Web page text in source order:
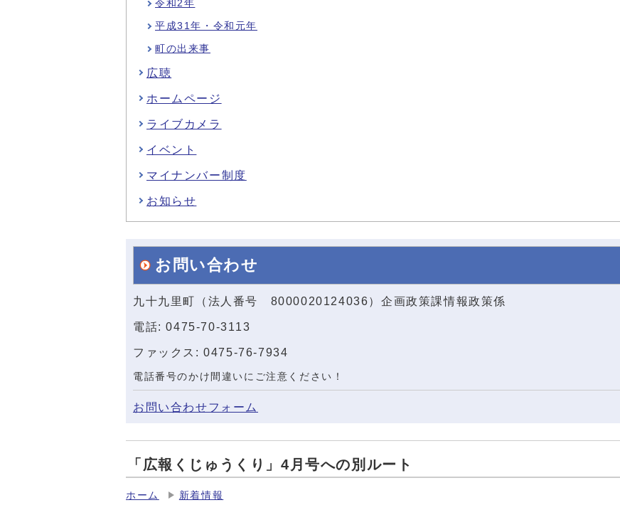
令和2年
平成31年・令和元年
町の出来事
広聴
ホームページ
ライブカメラ
イベント
マイナンバー制度
お知らせ
お問い合わせ
九十九里町（法人番号 8000020124036）企画政策課情報政策係
電話: 0475-70-3113
ファックス: 0475-76-7934
電話番号のかけ間違いにご注意ください！
お問い合わせフォーム
「広報くじゅうくり」4月号への別ルート
ホーム 新着情報